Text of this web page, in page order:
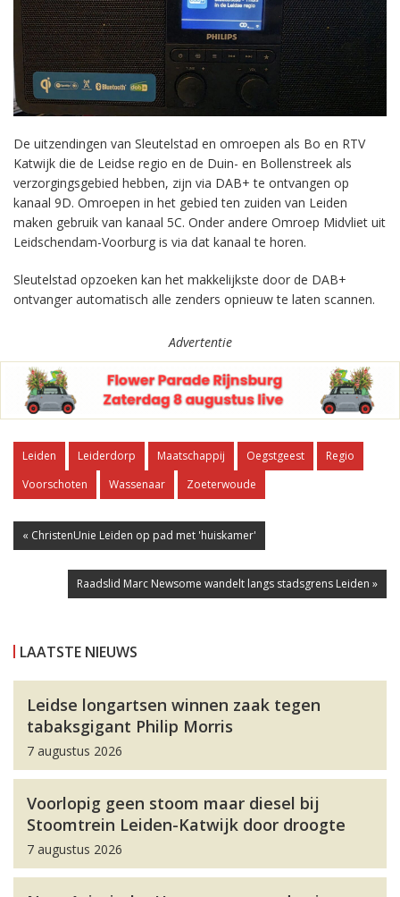
De uitzendingen van Sleutelstad en omroepen als Bo en RTV
Katwijk die de Leidse regio en de Duin- en Bollenstreek als
verzorgingsgebied hebben, zijn via DAB+ te ontvangen op
kanaal 9D. Omroepen in het gebied ten zuiden van Leiden
maken gebruik van kanaal 5C. Onder andere Omroep Midvliet uit
Leidschendam-Voorburg is via dat kanaal te horen.
Sleutelstad opzoeken kan het makkelijkste door de DAB+
ontvanger automatisch alle zenders opnieuw te laten scannen.
Advertentie
Leiden Leiderdorp Maatschappij Oegstgeest
Regio
Voorschoten
Wassenaar Zoeterwoude
« ChristenUnie Leiden op pad met 'huiskamer'
Raadslid Marc Newsome wandelt langs stadsgrens Leiden »
LAATSTE NIEUWS
Leidse longartsen winnen zaak tegen
tabaksgigant Philip Morris
7 augustus 2026
Voorlopig geen stoom maar diesel bij
Stoomtrein Leiden-Katwijk door droogte
7 augustus 2026